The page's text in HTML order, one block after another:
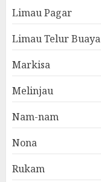
Limau Pagar
Limau Telur Buaya
Markisa
Melinjau
Nam-nam
Nona
Rukam